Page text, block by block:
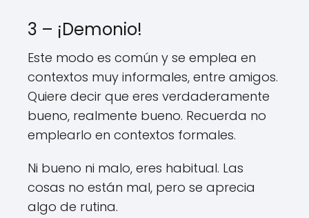
3 – ¡Demonio!
Este modo es común y se emplea en
contextos muy informales, entre amigos.
Quiere decir que eres verdaderamente
bueno, realmente bueno. Recuerda no
emplearlo en contextos formales.
Ni bueno ni malo, eres habitual. Las
cosas no están mal, pero se aprecia
algo de rutina.